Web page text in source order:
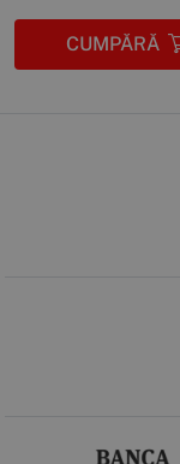
CUMPĂRĂ